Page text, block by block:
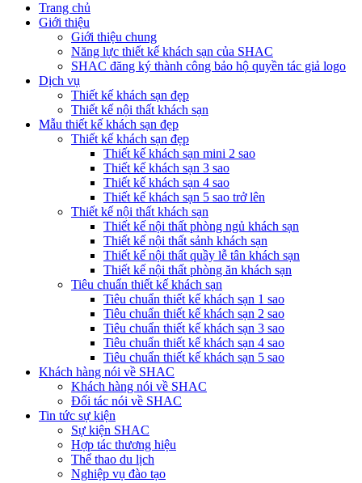
Trang chủ
Giới thiệu
Giới thiệu chung
Năng lực thiết kế khách sạn của SHAC
SHAC đăng ký thành công bảo hộ quyền tác giả logo
Dịch vụ
Thiết kế khách sạn đẹp
Thiết kế nội thất khách sạn
Mẫu thiết kế khách sạn đẹp
Thiết kế khách sạn đẹp
Thiết kế khách sạn mini 2 sao
Thiết kế khách sạn 3 sao
Thiết kế khách sạn 4 sao
Thiết kế khách sạn 5 sao trở lên
Thiết kế nội thất khách sạn
Thiết kế nội thất phòng ngủ khách sạn
Thiết kế nội thất sảnh khách sạn
Thiết kế nội thất quầy lễ tân khách sạn
Thiết kế nội thất phòng ăn khách sạn
Tiêu chuẩn thiết kế khách sạn
Tiêu chuẩn thiết kế khách sạn 1 sao
Tiêu chuẩn thiết kế khách sạn 2 sao
Tiêu chuẩn thiết kế khách sạn 3 sao
Tiêu chuẩn thiết kế khách sạn 4 sao
Tiêu chuẩn thiết kế khách sạn 5 sao
Khách hàng nói về SHAC
Khách hàng nói về SHAC
Đối tác nói về SHAC
Tin tức sự kiện
Sự kiện SHAC
Hợp tác thương hiệu
Thể thao du lịch
Nghiệp vụ đào tạo